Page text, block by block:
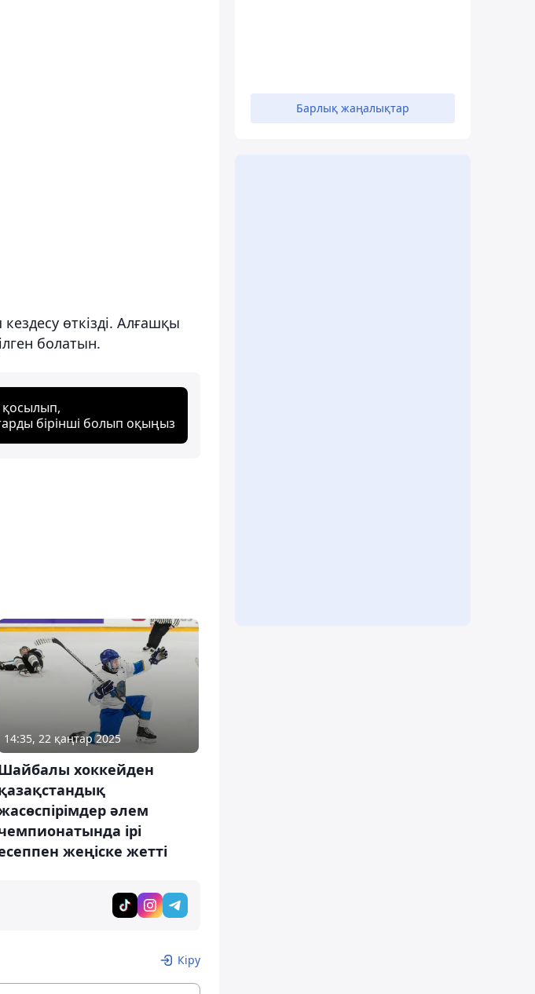
өткізді. Алғашқы
болатын.
қосылып,
бірінші болып оқыңыз
14:35, 22 қаңтар 2025
хоккейден
әлем
ірі
жеңіске жетті
Кіру
Барлық жаңалықтар